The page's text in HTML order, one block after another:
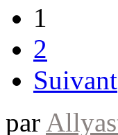
1
2
Suivant
par